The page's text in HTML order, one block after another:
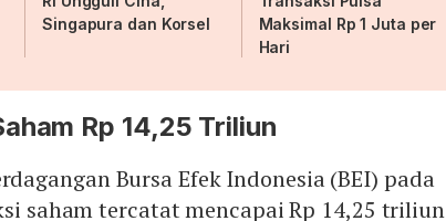
Singapura dan Korsel
Maksimal Rp 1 Juta per
Hari
Rp 14,25 Triliun
Bursa Efek Indonesia (BEI) pada
saham tercatat mencapai Rp 14,25 triliun